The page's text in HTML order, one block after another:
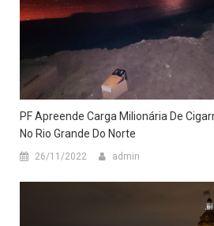
PF Apreende Carga Milionária De
No Rio Grande Do Norte
26/11/2022 admin